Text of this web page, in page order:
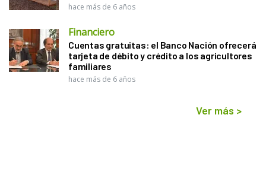
hace más de 6 años
Financiero
Cuentas gratuitas: el Banco Nación ofrecerá
tarjeta de débito y crédito a los agricultores
familiares
hace más de 6 años
Ver más >